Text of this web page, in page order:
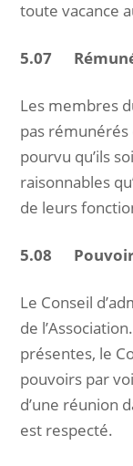
toute vacance
5.07
Les membres
pas
pourvu qu’ils
raisonnables
de leurs
5.08
Le Conseil
de
présentes, le
pouvoirs par
d’une réunion
est respecté.